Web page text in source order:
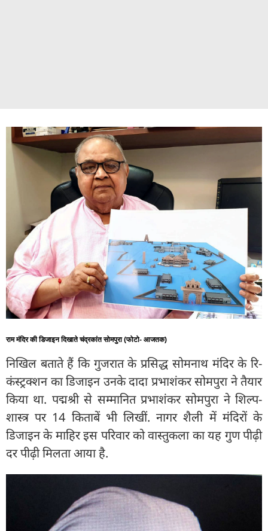
राम मंदिर की डिजाइन दिखाते चंद्रकांत सोमपुरा (फोटो- आजतक)
निखिल बताते हैं कि गुजरात के प्रसिद्ध सोमनाथ मंदिर के रि-
कंस्ट्रक्शन का डिजाइन उनके दादा प्रभाशंकर सोमपुरा ने तैयार
किया था. पद्मश्री से सम्मानित प्रभाशंकर सोमपुरा ने शिल्प-
शास्त्र पर 14 किताबें भी लिखीं. नागर शैली में मंदिरों के
डिजाइन के माहिर इस परिवार को वास्तुकला का यह गुण पीढ़ी
दर पीढ़ी मिलता आया है.